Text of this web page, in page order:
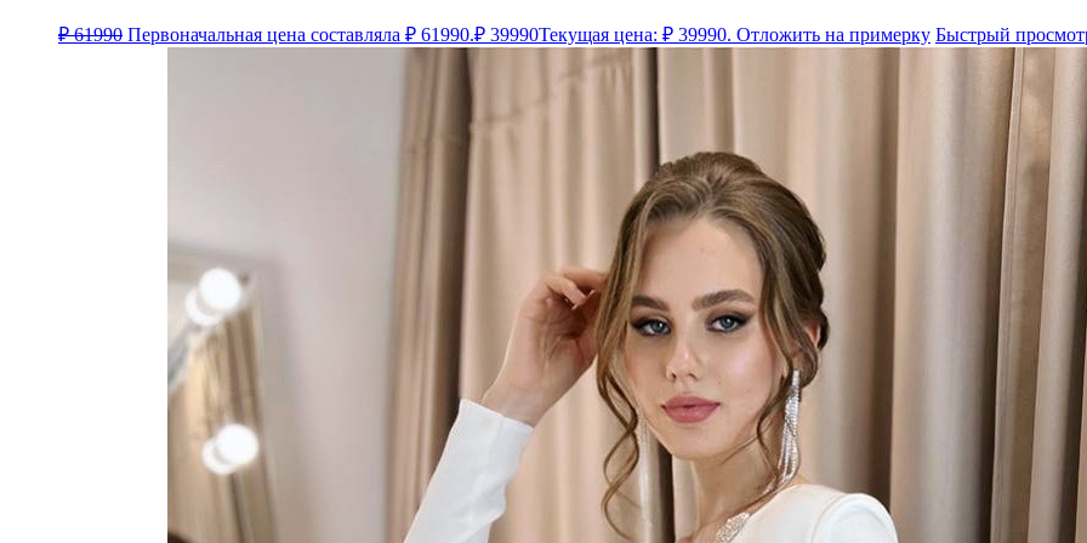
₽61990 Первоначальная цена составляла ₽ 61990.₽ 39990Текущая цена: ₽ 39990. Отложить на примерку Быстрый